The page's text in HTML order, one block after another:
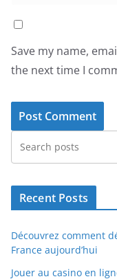
Save my name,
the next time I
Recent Posts
Découvrez comment
France aujourd’hui
Jouer au casino en